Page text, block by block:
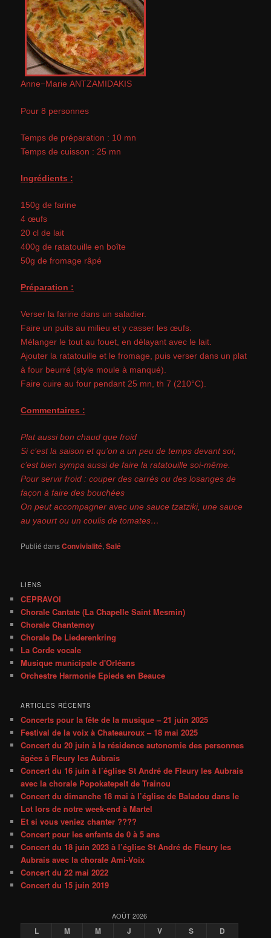
Anne−Marie ANTZAMIDAKIS
Pour 8 personnes
Temps de préparation : 10 mn
Temps de cuisson : 25 mn
Ingrédients :
150g de farine
4 œufs
20 cl de lait
400g de ratatouille en boîte
50g de fromage râpé
Préparation :
Verser la farine dans un saladier.
Faire un puits au milieu et y casser les œufs.
Mélanger le tout au fouet, en délayant avec le lait.
Ajouter la ratatouille et le fromage, puis verser dans un plat
à four beurré (style moule à manqué).
Faire cuire au four pendant 25 mn, th 7 (210°C).
Commentaires :
Plat aussi bon chaud que froid
Si c’est la saison et qu’on a un peu de temps devant soi,
c’est bien sympa aussi de faire la ratatouille soi-même.
Pour servir froid : couper des carrés ou des losanges de
façon à faire des bouchées
On peut accompagner avec une sauce tzatziki, une sauce
au yaourt ou un coulis de tomates…
Publié dansConvivialité,Salé
LIENS
CEPRAVOI
Chorale Cantate (La Chapelle Saint Mesmin)
Chorale Chantemoy
Chorale De Liederenkring
La Corde vocale
Musique municipale d'Orléans
Orchestre Harmonie Epieds en Beauce
ARTICLES RÉCENTS
Concerts pour la fête de la musique – 21 juin 2025
Festival de la voix à Chateauroux – 18 mai 2025
Concert du 20 juin à la résidence autonomie des personnes
âgées à Fleury les Aubrais
Concert du 16 juin à l’église St André de Fleury les Aubrais
avec la chorale Popokatepelt de Trainou
Concert du dimanche 18 mai à l’église de Baladou dans le
Lot lors de notre week-end à Martel
Et si vous veniez chanter ????
Concert pour les enfants de 0 à 5 ans
Concert du 18 juin 2023 à l’église St André de Fleury les
Aubrais avec la chorale Ami-Voix
Concert du 22 mai 2022
Concert du 15 juin 2019
AOÛT 2026
L M M J V S D